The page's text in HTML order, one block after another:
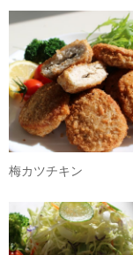
梅カツチキン